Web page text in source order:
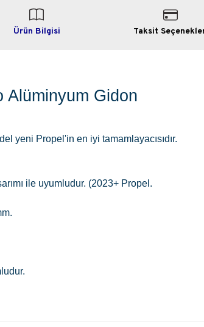
Ürün Bilgisi Taksit
Alüminyum Gidon
yeni Propel'in en iyi tamamlayacısıdır.
ile uyumludur. (2023+ Propel.